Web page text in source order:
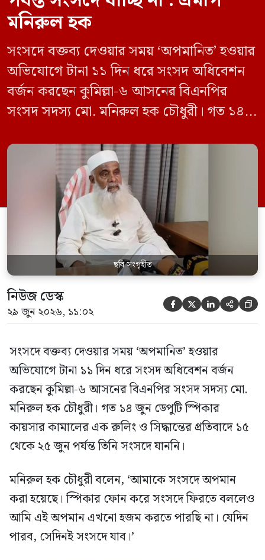
মনিরুল হক
সংসদে বক্তব্য দেওয়ার সময় ‘অপমানিত’ হওয়ার
অভিযোগে টানা ১১ দিন ধরে সংসদ অধিবেশন
বর্জন করছেন কুমিল্লা-৬ আসনের বিএনপির
সংসদ সদস্য মো. মনিরুল হক চৌধুরী। গত ১৪
রুলিং ও সিদ্ধান্তের প্রতিবাদে ১৫ থেকে ২৫ জুন
পর্যন্ত তিনি সংসদে যাননি। মনিরুল হক চৌধুরী
বলেন, ‘আমাকে সংসদে অপমান করা হয়েছে।
স্পিকার ফোন […]
ছবি সংগৃহীত
নিউজ ডেস্ক
২৯ জুন ২০২৬, ১১:০২     
সংসদে বক্তব্য দেওয়ার সময় ‘অপমানিত’ হওয়ার
অভিযোগে টানা ১১ দিন ধরে সংসদ অধিবেশন বর্জন
করছেন কুমিল্লা-৬ আসনের বিএনপির সংসদ সদস্য মো.
মনিরুল হক চৌধুরী। গত ১৪ জুন ডেপুটি স্পিকার
কায়সার কামালের এক রুলিং ও সিদ্ধান্তের প্রতিবাদে ১৫
থেকে ২৫ জুন পর্যন্ত তিনি সংসদে যাননি।
মনিরুল হক চৌধুরী বলেন, ‘আমাকে সংসদে অপমান
করা হয়েছে। স্পিকার ফোন করে সংসদে ফিরতে বললেও
আমি এই অপমান এখনো হজম করতে পারছি না। যেদিন
পারব, সেদিনই সংসদে যাব।’